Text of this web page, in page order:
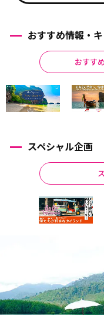
おすすめ情報・
おすす
スペシャル企画